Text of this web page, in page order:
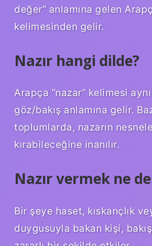
değer” anlamına gelen
kelimesinden gelir.
Nazır hangi dilde?
Arapça “nazar” kelimesi
göz/bakış anlamına gelir.
toplumlarda, nazarın
kırabileceğine inanılır.
Nazır vermek ne
Bir şeye haset, kıskançlık
duygusuyla bakan kişi,